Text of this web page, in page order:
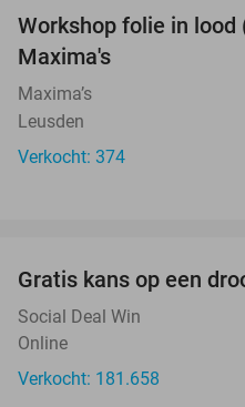
Workshop folie in lood
Maxima's
Maxima’s
Leusden
Verkocht: 374
Gratis kans op een
Social Deal Win
Online
Verkocht: 181.658